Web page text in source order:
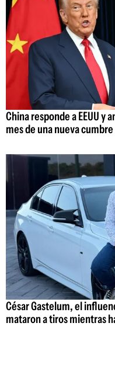
China responde a EEUU y
mes de una nueva
César Gastelum, el
mataron a tiros mientras